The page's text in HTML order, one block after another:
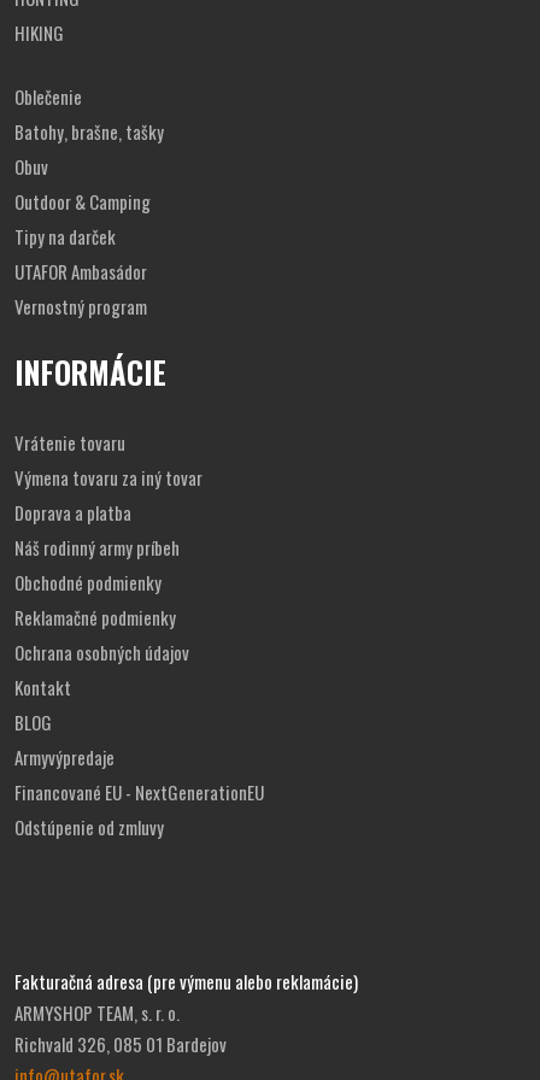
pútko na vešiak
všetky popruhy sú zakončené
rozmery detského ruksaku od MIL-TEC sú
hmotnosť batohu US ASSAULT je
HIKING
Oblečenie
Batohy, brašne, tašky
Obuv
Outdoor & Camping
Tipy na darček
UTAFOR Ambasádor
Vernostný program
INFORMÁCIE
Vrátenie tovaru
Výmena tovaru za iný tovar
Doprava a platba
Náš rodinný army príbeh
Obchodné podmienky
Reklamačné podmienky
Ochrana osobných údajov
Kontakt
BLOG
Armyvýpredaje
Financované EU - NextGenerationEU
Odstúpenie od zmluvy
Fakturačná adresa (pre výmenu alebo reklamácie)
ARMYSHOP TEAM, s. r. o.
Richvald 326, 085 01 Bardejov